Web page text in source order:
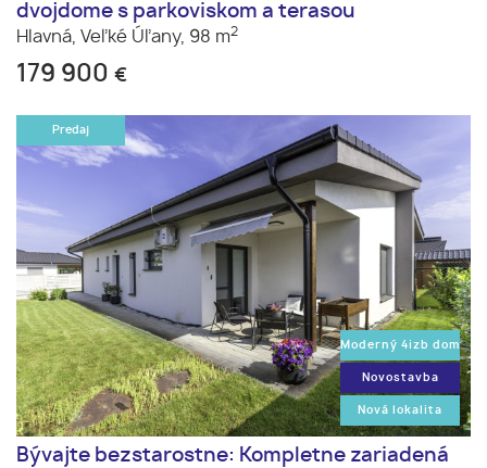
dvojdome s parkoviskom a terasou
Hlavná, Veľké Úľany, 98 m2
179 900 €
Predaj
Moderný 4izb dom
Novostavba
Nová lokalita
Bývajte bezstarostne: Kompletne zariadená